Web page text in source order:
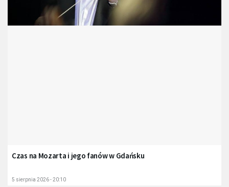
Czas na Mozarta i jego fanów w Gdańsku
5 sierpnia 2026 - 20:10